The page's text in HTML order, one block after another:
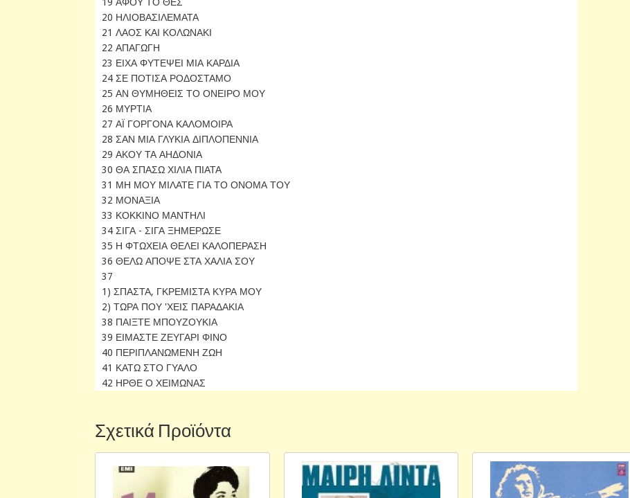
20 ΗΛΙΟΒΑΣΙΛΕΜΑΤΑ
21 ΛΑΟΣ ΚΑΙ ΚΟΛΩΝΑΚΙ
22 ΑΠΑΓΩΓΗ
23 ΕΙΧΑ ΦΥΤΕΨΕΙ ΜΙΑ ΚΑΡΔΙΑ
24 ΣΕ ΠΟΤΙΣΑ ΡΟΔΟΣΤΑΜΟ
25 ΑΝ ΘΥΜΗΘΕΙΣ ΤΟ ΟΝΕΙΡΟ ΜΟΥ
26 ΜΥΡΤΙΑ
27 ΑΪ ΓΟΡΓΟΝΑ ΚΑΛΟΜΟΙΡΑ
28 ΣΑΝ ΜΙΑ ΓΛΥΚΙΑ ΔΙΠΛΟΠΕΝΝΙΑ
29 ΑΚΟΥ ΤΑ ΑΗΔΟΝΙΑ
30 ΘΑ ΣΠΑΣΩ ΧΙΛΙΑ ΠΙΑΤΑ
31 ΜΗ ΜΟΥ ΜΙΛΑΤΕ ΓΙΑ ΤΟ ΟΝΟΜΑ ΤΟΥ
32 ΜΟΝΑΞΙΑ
33 ΚΟΚΚΙΝΟ ΜΑΝΤΗΛΙ
34 ΣΙΓΑ - ΣΙΓΑ ΞΗΜΕΡΩΣΕ
35 Η ΦΤΩΧΕΙΑ ΘΕΛΕΙ ΚΑΛΟΠΕΡΑΣΗ
36 ΘΕΛΩ ΑΠΟΨΕ ΣΤΑ ΧΑΛΙΑ ΣΟΥ
37
1) ΣΠΑΣΤΑ, ΓΚΡΕΜΙΣΤΑ ΚΥΡΑ ΜΟΥ
2) ΤΩΡΑ ΠΟΥ 'ΧΕΙΣ ΠΑΡΑΔΑΚΙΑ
38 ΠΑΙΞΤΕ ΜΠΟΥΖΟΥΚΙΑ
39 ΕΙΜΑΣΤΕ ΖΕΥΓΑΡΙ ΦΙΝΟ
40 ΠΕΡΙΠΛΑΝΩΜΕΝΗ ΖΩΗ
41 ΚΑΤΩ ΣΤΟ ΓΥΑΛΟ
42 ΗΡΘΕ Ο ΧΕΙΜΩΝΑΣ
Σχετικά Προϊόντα